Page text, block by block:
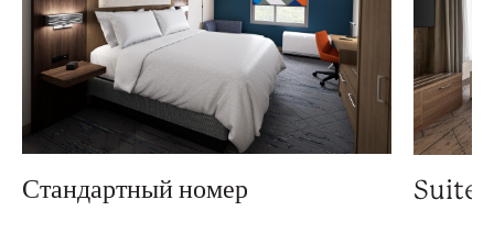
Стандартный номер Suite